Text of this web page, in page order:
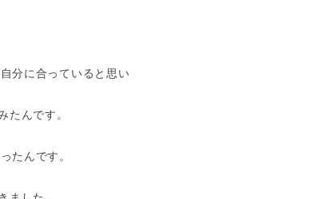
分に合っていると思い
たんです。
たんです。